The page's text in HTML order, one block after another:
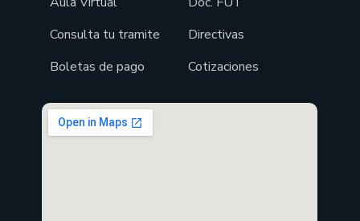
Consulta tu tramite
Boletas de pago
Directivas
Cotizaciones